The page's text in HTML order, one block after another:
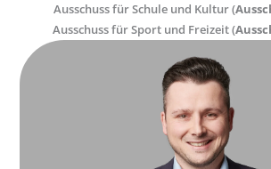
Ausschuss für Schule und Kultur (
Ausschuss für Sport und Freizeit (